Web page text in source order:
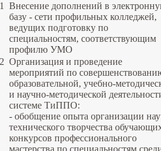
Внесение дополнений в
базу - сети профильных колледжей,
ведущих подготовку по
специальностям, соответствующим
профилю УМО
Организация и проведение
мероприятий по
образовательной, учебно-
и научно-методической
системе ТиППО:
- обобщение опыта организации
технического творчества
конкурсов профессионального
мастерства по специальностям